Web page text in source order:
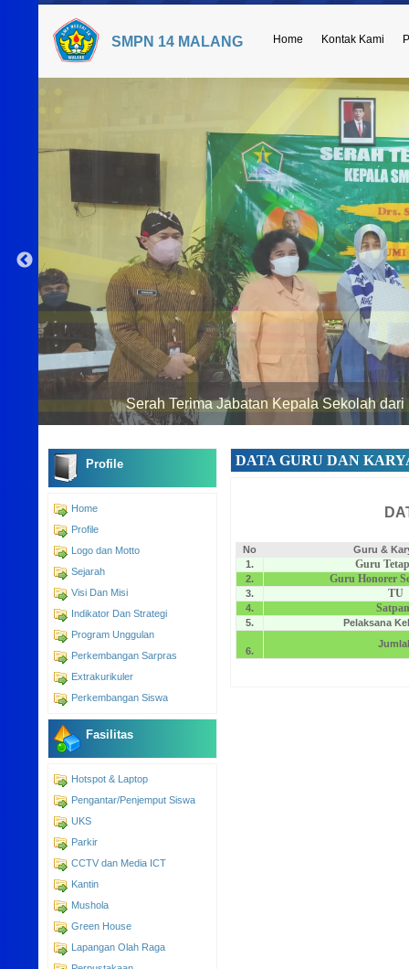
SMPN 14 MALANG Home Kontak Kami
Serah Terima Jabatan Kepala Sekolah
Profile
Home
Profile
Logo dan Motto
Sejarah
Visi Dan Misi
Indikator Dan Strategi
Program Unggulan
Perkembangan Sarpras
Extrakurikuler
Perkembangan Siswa
Fasilitas
Hotspot & Laptop
Pengantar/Penjemput Siswa
UKS
Parkir
CCTV dan Media ICT
Kantin
Mushola
Green House
Lapangan Olah Raga
DATA GURU DAN
No
Guru &
1.
Guru
2. Guru Honorer
3. TU
4.
5. Pelaksana
6.